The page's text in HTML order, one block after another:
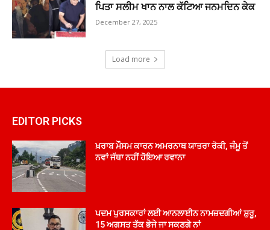
ਪਿਤਾ ਸਲੀਮ ਖਾਨ ਨਾਲ ਕੱਟਿਆ ਜਨਮਦਿਨ ਕੇਕ
December 27, 2025
Load more
EDITOR PICKS
ਖ਼ਰਾਬ ਮੌਸਮ ਕਾਰਨ ਅਮਰਨਾਥ ਯਾਤਰਾ ਰੋਕੀ, ਜੰਮੂ ਤੋਂ
ਨਵਾਂ ਜੱਥਾ ਨਹੀਂ ਹੋਇਆ ਰਵਾਨਾ
ਪਦਮ ਪੁਰਸਕਾਰਾਂ ਲਈ ਆਨਲਾਈਨ ਨਾਮਜ਼ਦਗੀਆਂ ਸ਼ੁਰੂ,
15 ਅਗਸਤ ਤੱਕ ਭੇਜੇ ਜਾ ਸਕਣਗੇ ਨਾਂ